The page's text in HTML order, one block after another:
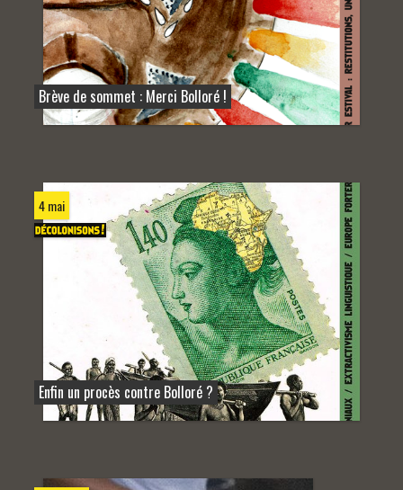
Brève de sommet : Merci Bolloré !
4 mai
Enfin un procès contre Bolloré ?